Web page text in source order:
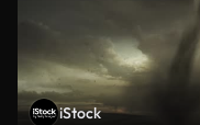
iStock